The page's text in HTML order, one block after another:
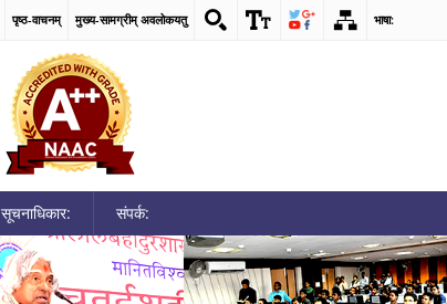
पृष्ठ-वाचनम् मुख्य-सामग्रीम् अवलोकयतु भाषा:
सूचनाधिकार: संपर्क: